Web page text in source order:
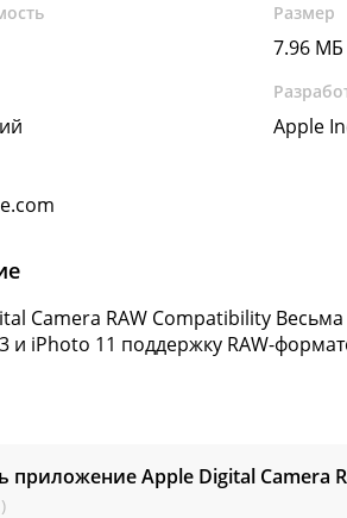
Размер
7.96 МБ
Apple
Camera RAW Compatibility
и iPhoto 11 поддержку RAW-
приложение Apple Digital Camera